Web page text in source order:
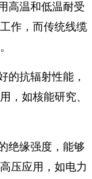
高温和低温耐受
作，而传统线缆
的抗辐射性能，
，如核能研究、
绝缘强度，能够
压应用，如电力